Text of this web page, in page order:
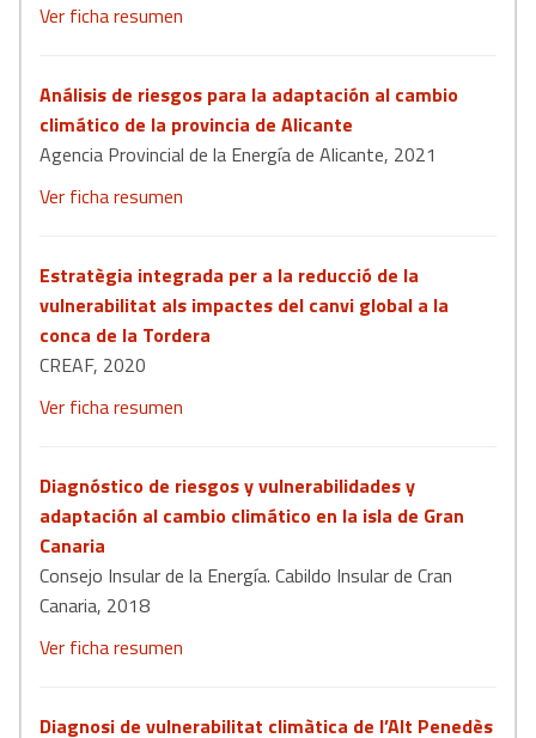
Ver ficha resumen
Análisis de riesgos para la adaptación al cambio
climático de la provincia de Alicante
Agencia Provincial de la Energía de Alicante, 2021
Ver ficha resumen
Estratègia integrada per a la reducció de la
vulnerabilitat als impactes del canvi global a la
conca de la Tordera
CREAF, 2020
Ver ficharesumen
Diagnóstico de riesgos y vulnerabilidades y
adaptación al cambio climático en la isla de Gran
Canaria
Consejo Insular de la Energía. Cabildo Insular de Cran
Canaria, 2018
Ver ficha resumen
Diagnosi de vulnerabilitat climàtica de l’Alt Penedès